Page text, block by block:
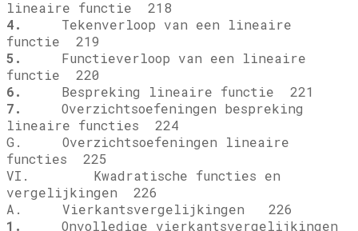
lineaire functie 218
4.
Tekenverloop van een lineaire
functie 219
5.
Functieverloop van een lineaire
functie 220
6.
Bespreking lineaire functie 221
7.
Overzichtsoefeningen bespreking
lineaire functies 224
G. Overzichtsoefeningen lineaire
functies 225
VI. Kwadratische functies en
vergelijkingen 226
A. Vierkantsvergelijkingen 226
1.
Onvolledige vierkantsvergelijkingen